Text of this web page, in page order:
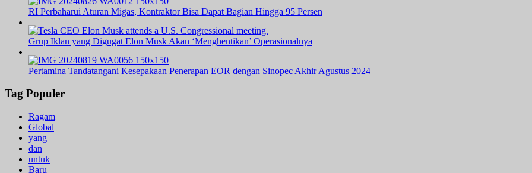
RI Perbaharui Aturan Migas, Kontraktor Bisa Dapat Bagian Hingga 95 Persen
Grup Iklan yang Digugat Elon Musk Akan ‘Menghentikan’ Operasionalnya
Pertamina Tandatangani Kesepakaan Penerapan EOR dengan Sinopec Akhir Agustus 2024
Tag Populer
Ragam
Global
yang
dan
untuk
Baru